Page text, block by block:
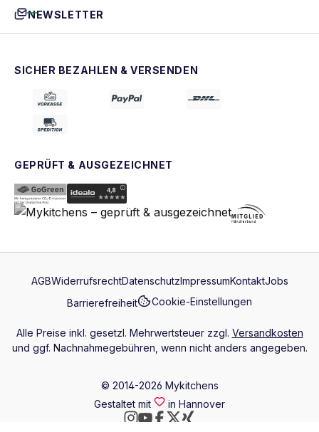
NEWSLETTER
SICHER BEZAHLEN & VERSENDEN
GEPRÜFT & AUSGEZEICHNET
AGBWiderrufsrechtDatenschutzImpressumKontaktJobs
Barrierefreiheit
Cookie-Einstellungen
Alle Preise inkl. gesetzl. Mehrwertsteuer zzgl. Versandkosten
und ggf. Nachnahmegebühren, wenn nicht anders angegeben.
© 2014-2026 Mykitchens
Gestaltet mit
in Hannover